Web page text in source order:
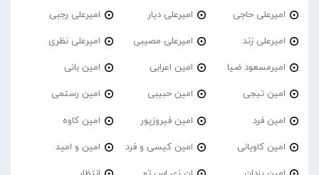
امیرعلی حاجی امیرعلی دیار امیرعلی رجبی
امیرعلی زند امیرعلی مصیبی امیرعلی نظری
امیرمسعود ضیا امین اعرابی امین بانی
امین تیجی امین حبیبی امین رستمی
امین فرد امین فیروزپور امین کاوه
امین کاویانی امین کیسی و فرد امین و امید